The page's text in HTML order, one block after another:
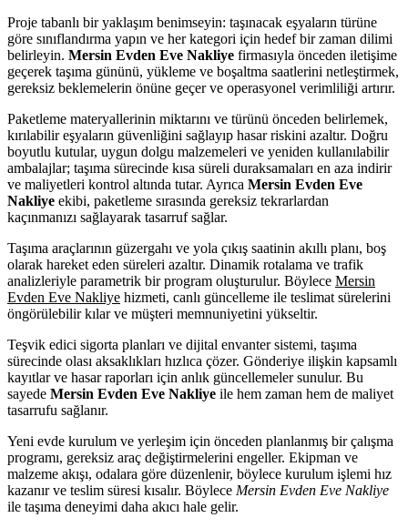
Proje tabanlı bir yaklaşım benimseyin: taşınacak eşyaların türüne
göre sınıflandırma yapın ve her kategori için hedef bir zaman dilimi
belirleyin. Mersin Evden Eve Nakliye firmasıyla önceden iletişime
geçerek taşıma gününü, yükleme ve boşaltma saatlerini netleştirmek,
gereksiz beklemelerin önüne geçer ve operasyonel verimliliği artırır.
Paketleme materyallerinin miktarını ve türünü önceden belirlemek,
kırılabilir eşyaların güvenliğini sağlayıp hasar riskini azaltır. Doğru
boyutlu kutular, uygun dolgu malzemeleri ve yeniden kullanılabilir
ambalajlar; taşıma sürecinde kısa süreli duraksamaları en aza indirir
ve maliyetleri kontrol altında tutar. Ayrıca Mersin Evden Eve
Nakliye ekibi, paketleme sırasında gereksiz tekrarlardan
kaçınmanızı sağlayarak tasarruf sağlar.
Taşıma araçlarının güzergahı ve yola çıkış saatinin akıllı planı, boş
olarak hareket eden süreleri azaltır. Dinamik rotalama ve trafik
analizleriyle parametrik bir program oluşturulur. Böylece Mersin
Evden Eve Nakliye hizmeti, canlı güncelleme ile teslimat sürelerini
öngörülebilir kılar ve müşteri memnuniyetini yükseltir.
Teşvik edici sigorta planları ve dijital envanter sistemi, taşıma
sürecinde olası aksaklıkları hızlıca çözer. Gönderiye ilişkin kapsamlı
kayıtlar ve hasar raporları için anlık güncellemeler sunulur. Bu
sayede Mersin Evden Eve Nakliye ile hem zaman hem de maliyet
tasarrufu sağlanır.
Yeni evde kurulum ve yerleşim için önceden planlanmış bir çalışma
programı, gereksiz araç değiştirmelerini engeller. Ekipman ve
malzeme akışı, odalara göre düzenlenir, böylece kurulum işlemi hız
kazanır ve teslim süresi kısalır. Böylece Mersin Evden Eve Nakliye
ile taşıma deneyimi daha akıcı hale gelir.